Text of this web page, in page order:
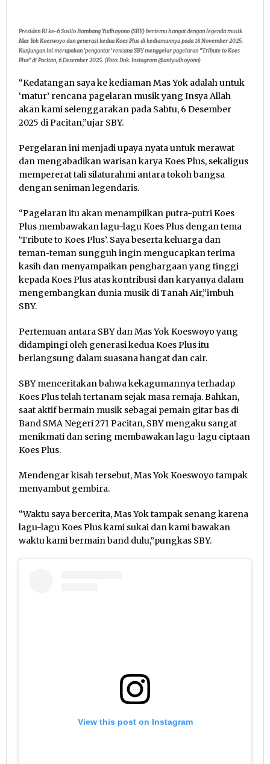
Presiden RI ke-6 Susilo Bambang Yudhoyono (SBY) bertemu hangat dengan legenda musik
Mas Yok Koeswoyo dan generasi kedua Koes Plus di kediamannya pada 18 November 2025.
Kunjungan ini merupakan ‘pengantar’ rencana SBY menggelar pagelaran “Tribute to Koes
Plus” di Pacitan, 6 Desember 2025. (Foto: Dok. Instagram @aniyudhoyono)
“Kedatangan saya ke kediaman Mas Yok adalah untuk
‘matur’ rencana pagelaran musik yang Insya Allah
akan kami selenggarakan pada Sabtu, 6 Desember
2025 di Pacitan,”ujar SBY.
Pergelaran ini menjadi upaya nyata untuk merawat
dan mengabadikan warisan karya Koes Plus, sekaligus
mempererat tali silaturahmi antara tokoh bangsa
dengan seniman legendaris.
“Pagelaran itu akan menampilkan putra-putri Koes
Plus membawakan lagu-lagu Koes Plus dengan tema
‘Tribute to Koes Plus’. Saya beserta keluarga dan
teman-teman sungguh ingin mengucapkan terima
kasih dan menyampaikan penghargaan yang tinggi
kepada Koes Plus atas kontribusi dan karyanya dalam
mengembangkan dunia musik di Tanah Air,”imbuh
SBY.
Pertemuan antara SBY dan Mas Yok Koeswoyo yang
didampingi oleh generasi kedua Koes Plus itu
berlangsung dalam suasana hangat dan cair.
SBY menceritakan bahwa kekagumannya terhadap
Koes Plus telah tertanam sejak masa remaja. Bahkan,
saat aktif bermain musik sebagai pemain gitar bas di
Band SMA Negeri 271 Pacitan, SBY mengaku sangat
menikmati dan sering membawakan lagu-lagu ciptaan
Koes Plus.
Mendengar kisah tersebut, Mas Yok Koeswoyo tampak
menyambut gembira.
“Waktu saya bercerita, Mas Yok tampak senang karena
lagu-lagu Koes Plus kami sukai dan kami bawakan
waktu kami bermain band dulu,”pungkas SBY.
View this post on Instagram